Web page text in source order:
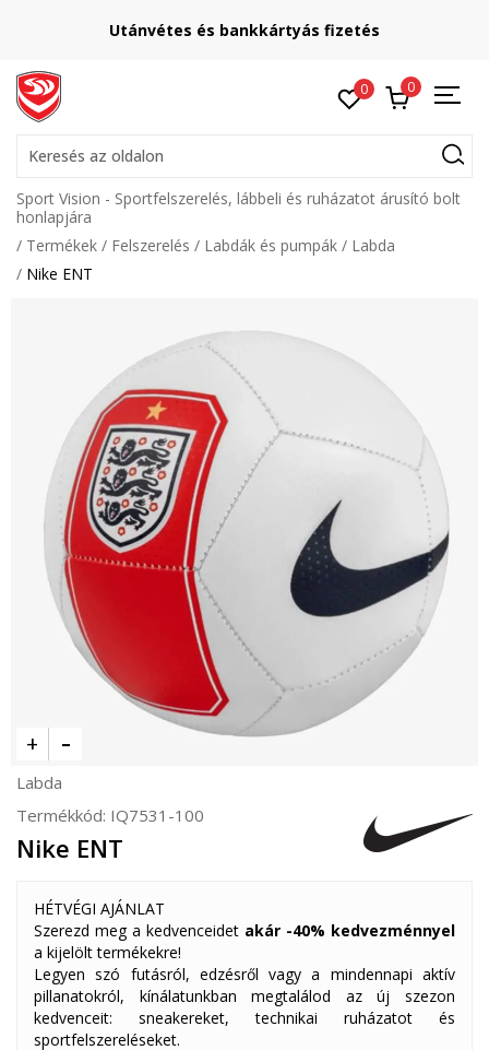
Utánvétes és bankkártyás fizetés
0 0
Keresés az oldalon
Sport Vision - Sportfelszerelés, lábbeli és ruházatot árusító bolt
honlapjára
Termékek
Felszerelés Labdák és pumpák
Labda
Nike ENT
Labda
Termékkód: IQ7531-100
Nike ENT
HÉTVÉGI AJÁNLAT
Szerezd meg a kedvenceidet akár -40% kedvezménnyel
a kijelölt termékekre!
Legyen szó futásról, edzésről vagy a mindennapi aktív
pillanatokról, kínálatunkban megtalálod az új szezon
kedvenceit: sneakereket, technikai ruházatot és
sportfelszereléseket.